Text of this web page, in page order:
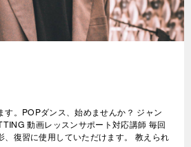
す。POPダンス、始めませんか？ ジャン
動画レッスンサポート対応講師 毎回
、復習に使用していただけます。 教えられ